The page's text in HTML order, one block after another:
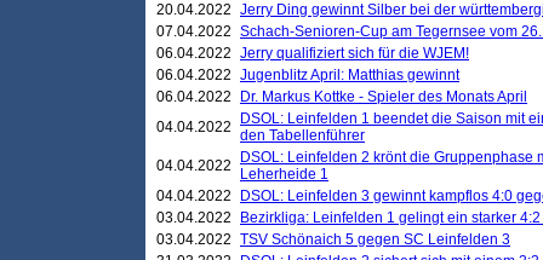
20.04.2022 Jerry Ding gewinnt Silber bei der
07.04.2022 Schach-Senioren-Cup am Tegernsee vom
06.04.2022 Jerry qualifiziert sich für die WJEM!
06.04.2022 Jugenblitz April: Matthias gewinnt
06.04.2022
Dr. Markus Kottke - Spieler des Monats April
04.04.2022
DSOL: Leinfelden 1 beendet die Saison mit
den Tabellenführer
04.04.2022
DSOL: Leinfelden 2 krönt die Gruppenphase
Leherheide 1
04.04.2022
DSOL: Leinfelden 3 gewinnt kampflos 4:0
03.04.2022
Bezirkliga: Leinfelden 1 gelingt ein starker
03.04.2022 TSV Schönaich 5 gegen SC Leinfelden 3